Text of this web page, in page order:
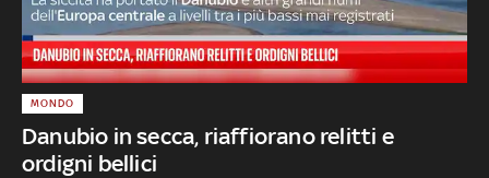
Danubio in secca, riaffiorano relitti e
ordigni bellici
MONDO